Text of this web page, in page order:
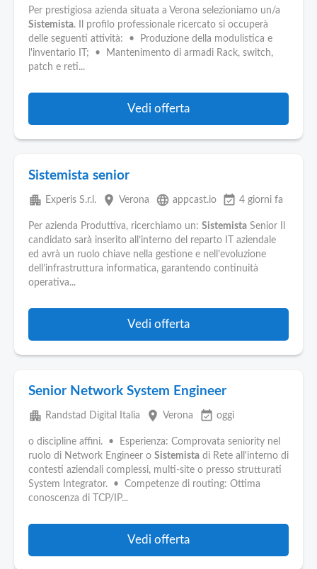
Per prestigiosa azienda situata a Verona selezioniamo un/a
Sistemista. Il profilo professionale ricercato si occuperà
delle seguenti attività: • Produzione della modulistica e
l'inventario IT; • Mantenimento di armadi Rack, switch,
patch e reti...
Vedi offerta
Sistemista senior
apartment Experis S.r.l. place Verona language appcast.io event_available 4 giorni fa
Per azienda Produttiva, ricerchiamo un: Sistemista Senior Il
candidato sarà inserito all’interno del reparto IT aziendale
ed avrà un ruolo chiave nella gestione e nell’evoluzione
dell’infrastruttura informatica, garantendo continuità
operativa...
Vedi offerta
Senior Network System Engineer
apartment Randstad Digital Italia place Verona event_available oggi
o discipline affini. • Esperienza: Comprovata seniority nel
ruolo di Network Engineer o Sistemista di Rete all'interno di
contesti aziendali complessi, multi-site o presso strutturati
System Integrator. • Competenze di routing: Ottima
conoscenza di TCP/IP...
Vedi offerta